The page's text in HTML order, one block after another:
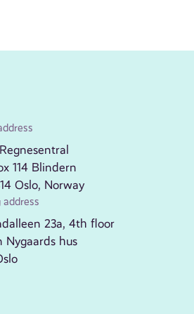
114 Blindern
Oslo, Norway
23a, 4th floor
Nygaards hus